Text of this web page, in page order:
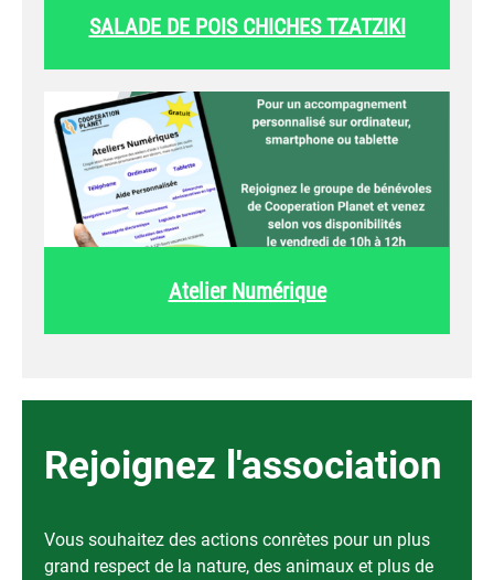
SALADE DE POIS CHICHES TZATZIKI
Atelier Numérique
Rejoignez l'association
Vous souhaitez des actions conrètes pour un plus
grand respect de la nature, des animaux et plus de